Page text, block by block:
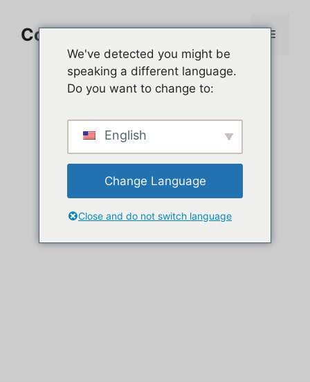
contenuComment jouer sur PC Menu
We've detected you might be
speaking a different language.
Do you want to change to:
English
Change Language
Close and do not switch language